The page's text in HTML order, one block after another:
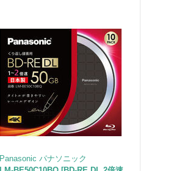
Panasonic パナソニック